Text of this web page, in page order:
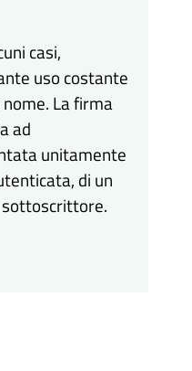
casi,
uso costante
La firma
ad
unitamente
di un